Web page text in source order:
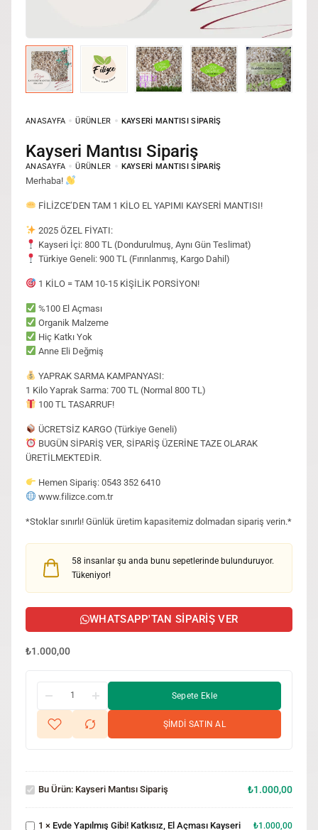
ANASAYFA ÜRÜNLER KAYSERI MANTISI SIPARIŞ
Kayseri Mantısı Sipariş
ANASAYFA ÜRÜNLER KAYSERI MANTISI SIPARIŞ
Merhaba!
FİLİZCE’DEN TAM 1 KİLO EL YAPIMI KAYSERİ MANTISI!
2025 ÖZEL FİYATI:
Kayseri İçi: 800 TL (Dondurulmuş, Aynı Gün Teslimat)
Türkiye Geneli: 900 TL (Fırınlanmış, Kargo Dahil)
1 KİLO = TAM 10-15 KİŞİLİK PORSİYON!
%100 El Açması
Organik Malzeme
Hiç Katkı Yok
Anne Eli Değmiş
YAPRAK SARMA KAMPANYASI:
1 Kilo Yaprak Sarma: 700 TL (Normal 800 TL)
100 TL TASARRUF!
ÜCRETSİZ KARGO (Türkiye Geneli)
BUGÜN SİPARİŞ VER, SİPARİŞ ÜZERİNE TAZE OLARAK
ÜRETİLMEKTEDİR.
Hemen Sipariş: 0543 352 6410
www.filizce.com.tr
*Stoklar sınırlı! Günlük üretim kapasitemiz dolmadan sipariş verin.*
58 insanlar şu anda bunu sepetlerinde bulunduruyor.
Tükeniyor!
WHATSAPP'TAN SIPARIŞ VER
₺1.000,00
Sepete Ekle
ŞİMDİ SATIN AL
Mantısı
Sipariş
Bu Ürün: Kayseri Mantısı Sipariş ₺1.000,00
Yapılmış
Gibi!
Katkısız,
El
Açması
1 × Evde Yapılmış Gibi! Katkısız, El Açması Kayseri ₺1.000,00